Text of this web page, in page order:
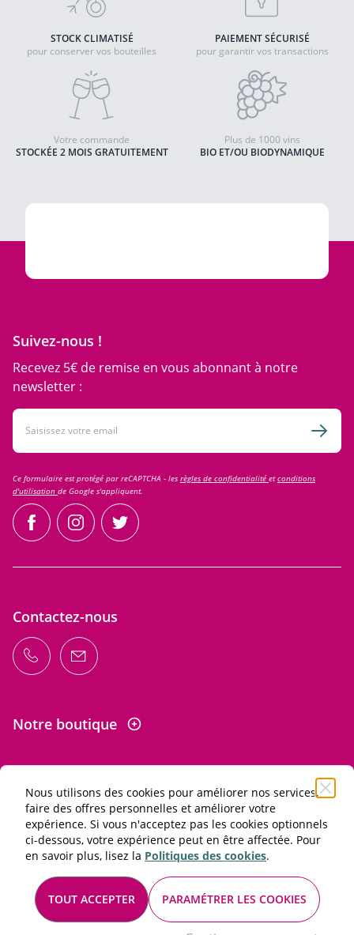
Nous utilisons des cookies pour améliorer nos services,
faire des offres personnelles et améliorer votre
expérience. Si vous n'acceptez pas les cookies optionnels
ci-dessous, votre expérience peut en être affectée. Pour
en savoir plus, lisez la Politiques des cookies.
TOUT ACCEPTER PARAMÉTRER LES COOKIES
STOCK CLIMATISÉ
pour conserver vos bouteilles
PAIEMENT SÉCURISÉ
pour garantir vos transactions
STOCKÉE 2 MOIS GRATUITEMENT
Votre commande
BIO ET/OU BIODYNAMIQUE
Plus de 1000 vins
Suivez-nous !
Recevez 5€ de remise en vous abonnant à notre
newsletter :
Adresse email
Ce formulaire est protégé par reCAPTCHA - les règles de confidentialité etconditions
d'utilisation de Google s'appliquent.
facebookinstagramtwitter
Contactez-nous
Notre boutique
Informations
L'abus d'alcool est dangereux pour la santé. À consommer
avec modération.
Conditions générales de vente et d'utilisation
Mentions légales
© 2026 Les Passionnés du vin. Tous droits réservés